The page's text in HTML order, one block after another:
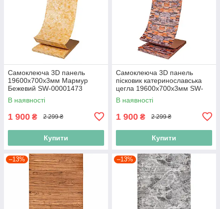
Самоклеюча 3D панель
19600x700x3мм Мармур
Бежевий SW-00001473
В наявності
1 900 ₴ 2 299 ₴
Купити
Самоклеюча 3D панель
пісковик катеринославська
цегла 19600x700x3мм SW-
00001735
В наявності
1 900 ₴ 2 299 ₴
Купити
–13% –13%